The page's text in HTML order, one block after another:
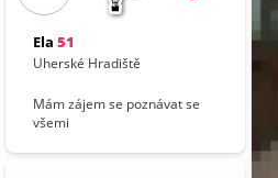
Ela 51
Uherské Hradiště
Mám zájem se poznávat se
všemi